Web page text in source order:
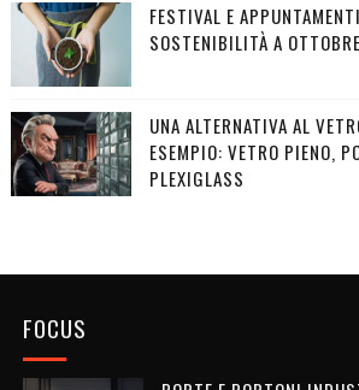
FESTIVAL E
SOSTENIBILITÀ A OTTOBRE
UNA ALTERNATIVA AL
ESEMPIO: VETRO PIENO,
PLEXIGLASS
FOCUS